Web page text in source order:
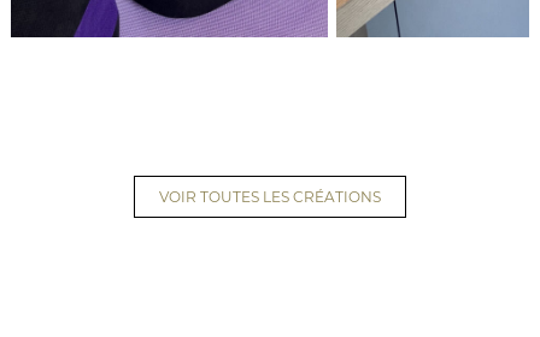
VOIR TOUTES LES CRÉATIONS